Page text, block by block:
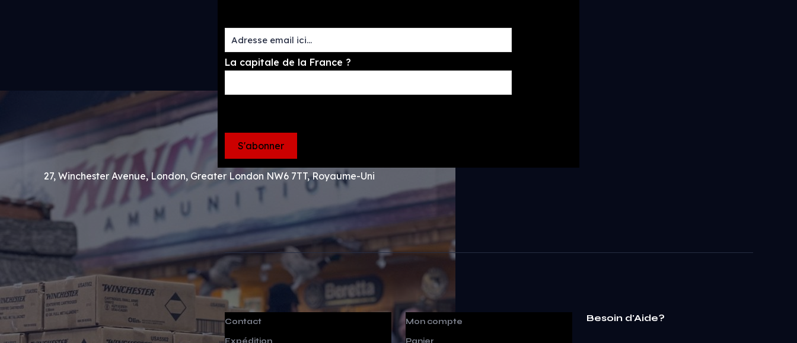
La capitale de la France ?
27, Winchester Avenue, London, Greater London NW6 7TT, Royaume-Uni
Contact
Expédition
Mon compte
Panier
Besoin d'Aide?